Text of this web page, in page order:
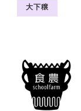
大下穣